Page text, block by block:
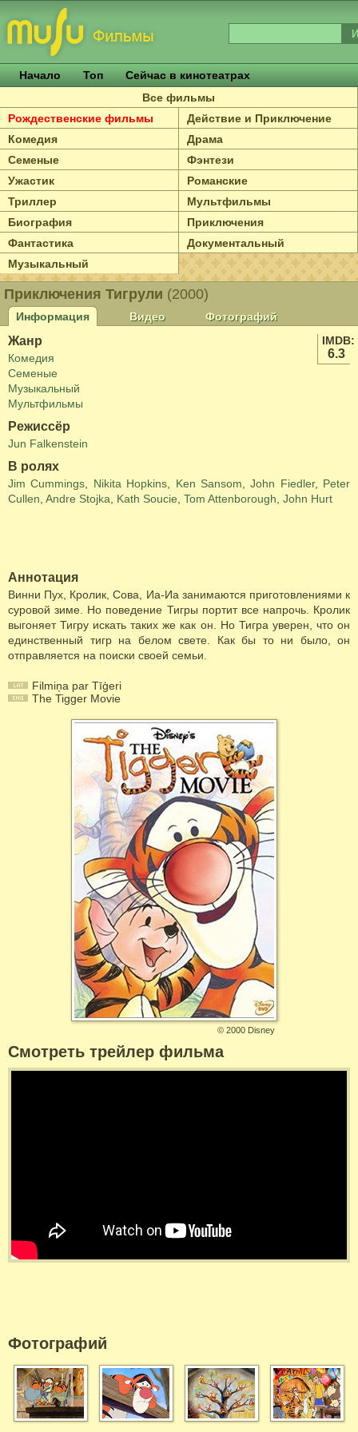
Начало Топ
Сейчас в кинотеатрах
Все фильмы
Рождественские фильмы
Действие и Приключение
Комедия
Драма
Семеные
Фэнтези
Ужастик
Романские
Триллер
Мультфильмы
Биография
Приключения
Фантастика
Документальный
Музыкальный
Приключения Тигрули (2000)
Информация Видео
Фотографий
IMDB:
6.3
Жанр
Комедия
Семеные
Музыкальный
Мультфильмы
Режиссёр
Jun Falkenstein
В ролях
Jim Cummings Nikita Hopkins Ken Sansom ,John Fiedler, Peter
Cullen Andre Stojka Kath Soucie Tom Attenborough John Hurt
Аннотация
Винни Пух, Кролик, Сова, Иа-Иа занимаются приготовлениями к
суровой зиме. Но поведение Тигры портит все напрочь. Кролик
выгоняет Тигру искать таких же как он. Но Тигра уверен, что он
единственный тигр на белом свете. Как бы то ни было, он
отправляется на поиски своей семьи.
Filmiņa par Tīģeri
The Tigger Movie
© 2000 Disney
Смотреть трейлер фильма
Фотографий